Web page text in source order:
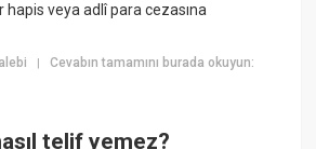
hapis veya adlî para cezasına
|Cevabın tamamını burada okuyun:
telif yemez?